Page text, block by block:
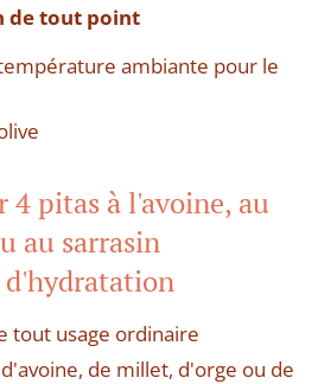
de tout point
ambiante pour le
pitas à l'avoine, au
au sarrasin
d'hydratation
tout usage ordinaire
de millet, d'orge ou de